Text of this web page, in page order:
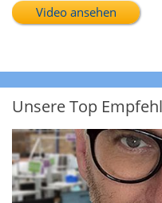
Video ansehen
Unsere Top